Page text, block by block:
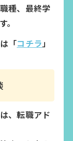
種、最終学
「コチラ 」
、転職アド